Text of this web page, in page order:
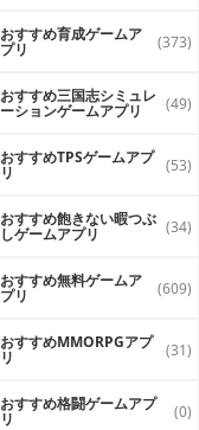
おすすめ育成ゲームア
プリ (373)
おすすめ三国志シミュレ
ーションゲームアプリ (49)
おすすめTPSゲームアプ
リ (53)
おすすめ飽きない暇つぶ
しゲームアプリ (34)
おすすめ無料ゲームア
プリ (609)
おすすめ MMORPGアプ
リ (31)
おすすめ格闘ゲームアプ
リ (0)